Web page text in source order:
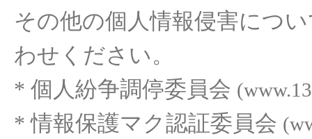
その他の個人情報侵害につ
わせください。
* 個人紛争調停委員会
*情報保護マク認証委員会